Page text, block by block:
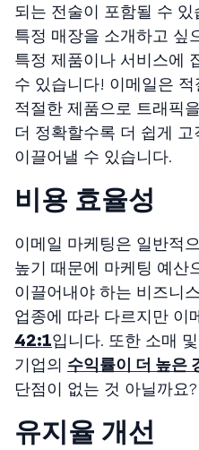
되는 전술이 포함될 수
특정 매장을 소개하고 싶
특정 제품이나 서비스에
수 있습니다! 이메일은
적절한 제품으로 트래픽
더 정확할수록 더 쉽게
이끌어낼 수 있습니다.
비용 효율성
이메일 마케팅은 일반적
높기 때문에 마케팅 예산
이끌어내야 하는 비즈니
업종에 따라 다르지만 이
42:1입니다. 또한 소매
기업의 수익률이 더 높은
단점이 없는 것 아닐까요?
유지율 개선